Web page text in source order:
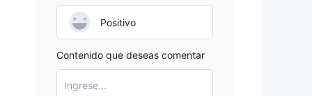
Positivo
Contenido que deseas comentar
Ingrese...